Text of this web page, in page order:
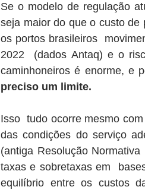
Se o modelo de regulação
seja maior do que o custo de
os portos brasileiros
2022  (dados Antaq) e o
caminhoneiros é enorme, e
preciso um limite.
Isso  tudo ocorre mesmo
das condições do serviço
(antiga Resolução
taxas e sobretaxas em
equilíbrio entre os custos